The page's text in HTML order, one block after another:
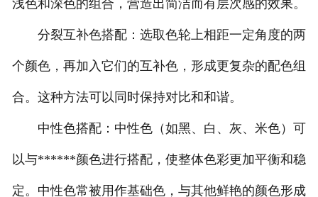
浅色和深色的组合，营造出简洁而有层次感的效果。
分裂互补色搭配：选取色轮上相距一定角度的两
个颜色，再加入它们的互补色，形成更复杂的配色组
合。这种方法可以同时保持对比和和谐。
中性色搭配：中性色（如黑、白、灰、米色）可
以与******颜色进行搭配，使整体色彩更加平衡和稳
定。中性色常被用作基础色，与其他鲜艳的颜色形成